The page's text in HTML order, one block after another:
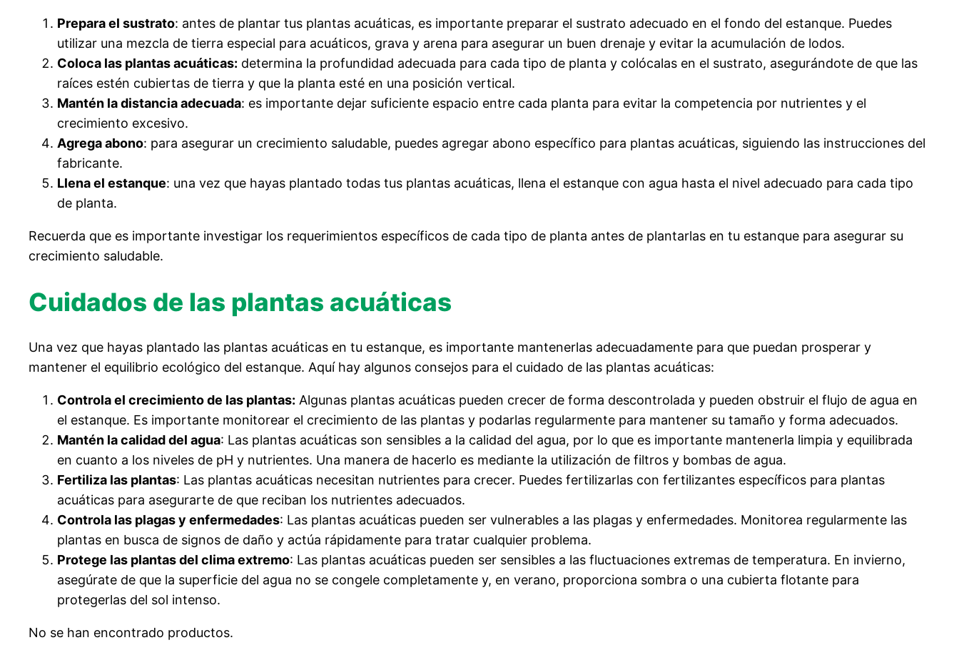
Prepara el sustrato: antes de plantar tus plantas acuáticas, es importante preparar el sustrato adecuado en el fondo del estanque. Puedes
utilizar una mezcla de tierra especial para acuáticos, grava y arena para asegurar un buen drenaje y evitar la acumulación de lodos.
Coloca las plantas acuáticas: determina la profundidad adecuada para cada tipo de planta y colócalas en el sustrato, asegurándote de que las
raíces estén cubiertas de tierra y que la planta esté en una posición vertical.
Mantén la distancia adecuada: es importante dejar suficiente espacio entre cada planta para evitar la competencia por nutrientes y el
crecimiento excesivo.
Agrega abono: para asegurar un crecimiento saludable, puedes agregar abono específico para plantas acuáticas, siguiendo las instrucciones del
fabricante.
Llena el estanque: una vez que hayas plantado todas tus plantas acuáticas, llena el estanque con agua hasta el nivel adecuado para cada tipo
de planta.
Recuerda que es importante investigar los requerimientos específicos de cada tipo de planta antes de plantarlas en tu estanque para asegurar su
crecimiento saludable.
Cuidados de las plantas acuáticas
Una vez que hayas plantado las plantas acuáticas en tu estanque, es importante mantenerlas adecuadamente para que puedan prosperar y
mantener el equilibrio ecológico del estanque. Aquí hay algunos consejos para el cuidado de las plantas acuáticas:
Controla el crecimiento de las plantas: Algunas plantas acuáticas pueden crecer de forma descontrolada y pueden obstruir el flujo de agua en
el estanque. Es importante monitorear el crecimiento de las plantas y podarlas regularmente para mantener su tamaño y forma adecuados.
Mantén la calidad del agua: Las plantas acuáticas son sensibles a la calidad del agua, por lo que es importante mantenerla limpia y equilibrada
en cuanto a los niveles de pH y nutrientes. Una manera de hacerlo es mediante la utilización de filtros y bombas de agua.
Fertiliza las plantas: Las plantas acuáticas necesitan nutrientes para crecer. Puedes fertilizarlas con fertilizantes específicos para plantas
acuáticas para asegurarte de que reciban los nutrientes adecuados.
Controla las plagas y enfermedades: Las plantas acuáticas pueden ser vulnerables a las plagas y enfermedades. Monitorea regularmente las
plantas en busca de signos de daño y actúa rápidamente para tratar cualquier problema.
Protege las plantas del clima extremo: Las plantas acuáticas pueden ser sensibles a las fluctuaciones extremas de temperatura. En invierno,
asegúrate de que la superficie del agua no se congele completamente y, en verano, proporciona sombra o una cubierta flotante para
protegerlas del sol intenso.
No se han encontrado productos.